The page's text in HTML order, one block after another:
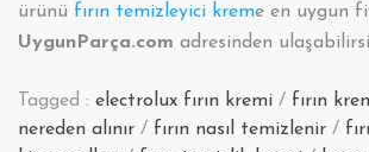
ürünü fırın temizleyici kreme en uygun
UygunParça.com adresinden
Tagged : electrolux fırın kremi / fırın
nereden alınır / fırın nasıl temizlenir /